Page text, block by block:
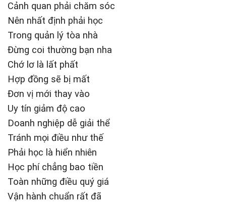
Cảnh quan phải chăm sóc
Nên nhất định phải học
Trong quản lý tòa nhà
Đừng coi thường bạn nha
Chớ lơ là lất phất
Hợp đồng sẽ bị mất
Đơn vị mới thay vào
Uy tín giảm độ cao
Doanh nghiệp dễ giải thể
Tránh mọi điều như thế
Phải học là hiển nhiên
Học phí chẳng bao tiền
Toàn những điều quý giá
Vận hành chuẩn rất đã